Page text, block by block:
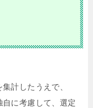
計したうえで、
自に考慮して、選定